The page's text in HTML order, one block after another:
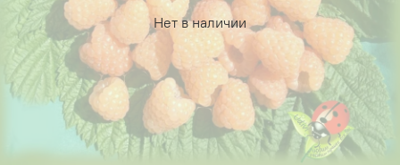
Нет в наличии